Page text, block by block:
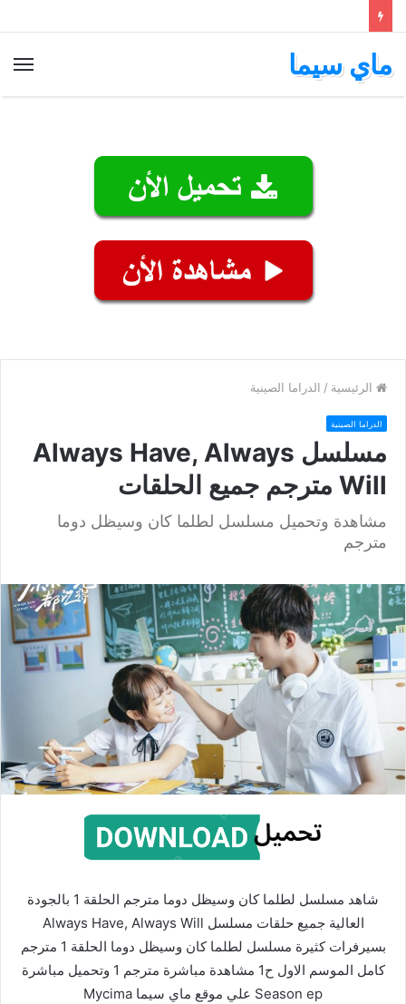
ماي سيما
الرئيسية / الدراما الصينية
الدراما الصينية
مسلسل Always Have, Always
Will مترجم جميع الحلقات
مشاهدة وتحميل مسلسل لطلما كان وسيظل دوما
مترجم
شاهد مسلسل لطلما كان وسيظل دوما مترجم الحلقة 1 بالجودة
العالية جميع حلقات مسلسل Always Have, Always Will
بسيرفرات كثيرة مسلسل لطلما كان وسيظل دوما الحلقة 1 مترجم
كامل الموسم الاول ح1 مشاهدة مباشرة مترجم 1 وتحميل مباشرة
Season ep علي موقع ماي سيما Mycima